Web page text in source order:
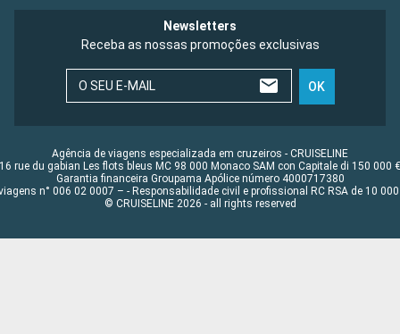
Newsletters
Receba as nossas promoções exclusivas
O SEU E-MAIL OK
Agência de viagens especializada em cruzeiros - CRUISELINE
16 rue du gabian Les flots bleus MC 98 000 Monaco SAM con Capitale di 150 000 €
Garantia financeira Groupama Apólice número 4000717380
n° 006 02 0007 – - Responsabilidade civil e profissional RC RSA de 10 000
© CRUISELINE 2026 - all rights reserved